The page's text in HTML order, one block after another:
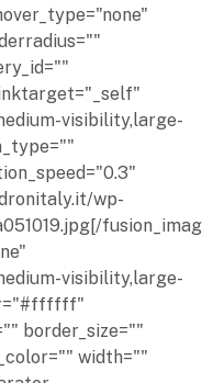
visibility,large-
wp-
visibility,large-
border_size=""
width=""